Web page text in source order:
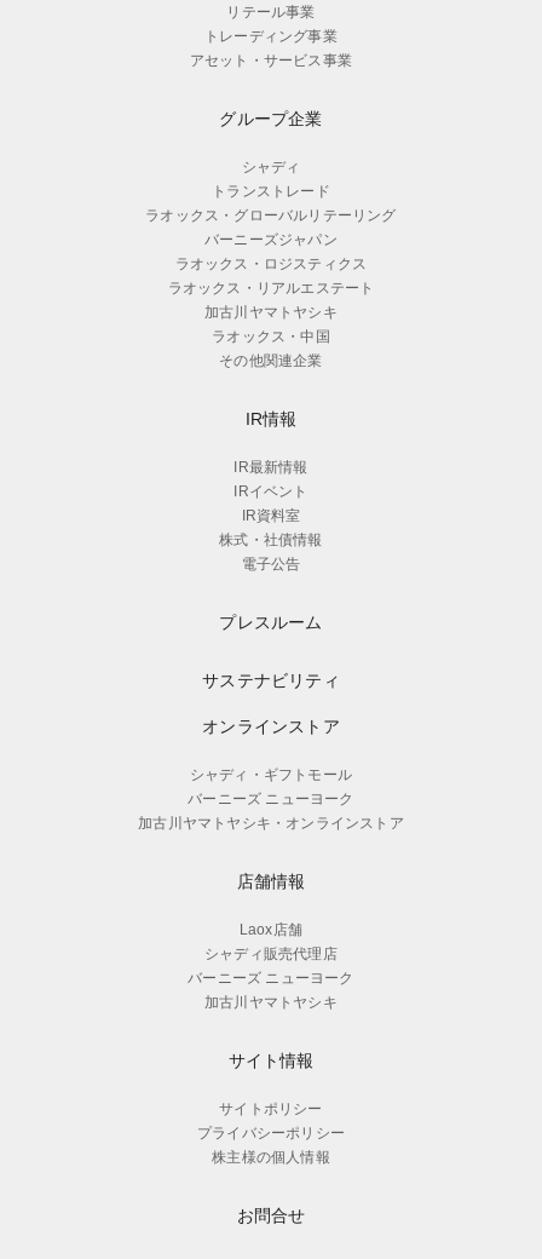
リテール事業
トレーディング事業
アセット・サービス事業
グループ企業
シャディ
トランストレード
ラオックス・グローバルリテーリング
バーニーズジャパン
ラオックス・ロジスティクス
ラオックス・リアルエステート
加古川ヤマトヤシキ
ラオックス・中国
その他関連企業
IR情報
IR最新情報
IRイベント
IR資料室
株式・社債情報
電子公告
プレスルーム
サステナビリティ
オンラインストア
シャディ・ギフトモール
バーニーズ ニューヨーク
加古川ヤマトヤシキ・オンラインストア
店舗情報
Laox店舗
シャディ販売代理店
バーニーズ ニューヨーク
加古川ヤマトヤシキ
サイト情報
サイトポリシー
プライバシーポリシー
株主様の個人情報
お問合せ